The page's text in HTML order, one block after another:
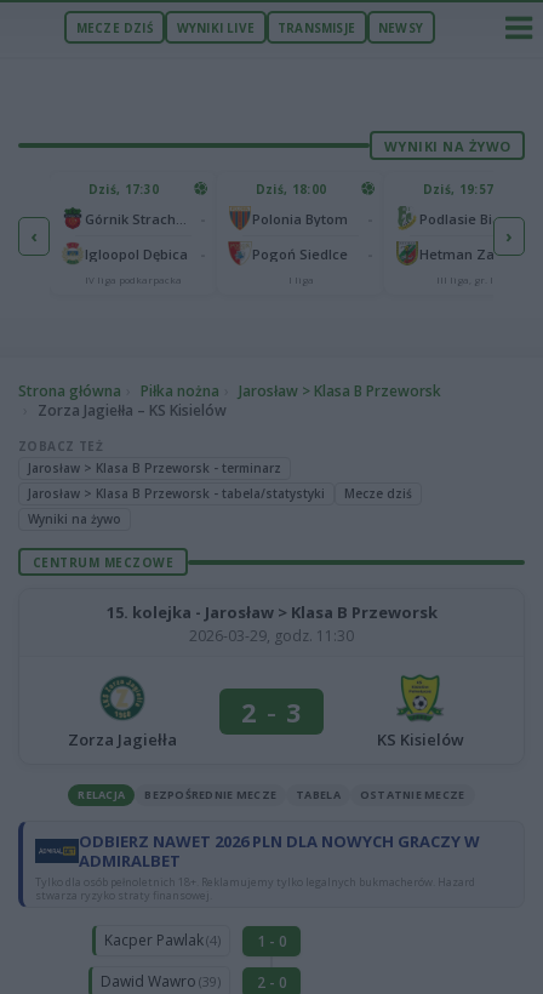
MECZE DZIŚ WYNIKI LIVE TRANSMISJE NEWSY
WYNIKI NA ŻYWO
‹
65
25
Dziś, 17:30
Igloopol Dębica
IV liga podkarpacka
Dziś, 18:00
Polonia Bytom
Pogoń Siedlce
I liga
Dziś, 19:57
Podlasie Biała Podlaska
Hetman Zamość
III liga, gr. IV
›
Strona główna Piłka nożna
Jarosław > Klasa B Przeworsk
Zorza Jagiełła – KS Kisielów
ZOBACZ TEŻ
Jarosław > Klasa B Przeworsk - terminarz
Jarosław > Klasa B Przeworsk - tabela/statystyki
Mecze dziś
Wyniki na żywo
CENTRUM MECZOWE
15. kolejka - Jarosław > Klasa B Przeworsk
2026-03-29, godz. 11:30
Zorza Jagiełła
2 - 3
KS Kisielów
RELACJA BEZPOŚREDNIE MECZE TABELA OSTATNIE MECZE
ODBIERZ NAWET 2026 PLN DLA NOWYCH GRACZY W
ADMIRALBET
Tylko dla osób pełnoletnich 18+. Reklamujemy tylko legalnych bukmacherów. Hazard
stwarza ryzyko straty finansowej.
Kacper Pawlak(4)
1 - 0
Dawid Wawro (39)
2 - 0